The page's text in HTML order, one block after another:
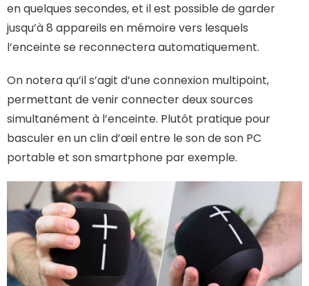
en quelques secondes, et il est possible de garder
jusqu’à 8 appareils en mémoire vers lesquels
l’enceinte se reconnectera automatiquement.
On notera qu’il s’agit d’une connexion multipoint,
permettant de venir connecter deux sources
simultanément à l’enceinte. Plutôt pratique pour
basculer en un clin d’œil entre le son de son PC
portable et son smartphone par exemple.